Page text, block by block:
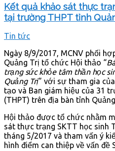
Kết quả khảo sát thực
tại trường THPT tỉnh
Tin tức
Ngày 8/9/2017, MCNV phối
Quảng Trị tổ chức Hội thảo “
trạng sức khỏe tâm thần học
Quảng Trị” với sự tham gia
tạo và Ban giám hiệu của 31
(THPT) trên địa bàn tỉnh
Hội thảo được tổ chức nhằm
sát thực trạng SKTT học sinh
tháng 5/2017 và tham vấn ý
hình điểm can thiệp về vấn đề